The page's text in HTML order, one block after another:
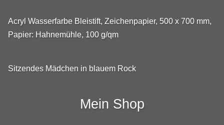
Acryl Wasserfarbe Bleistift, Zeichenpapier, 500 x 700 mm,
Papier: Hahnemühle, 100 g/qm
Sitzendes Mädchen in blauem Rock
Mein Shop